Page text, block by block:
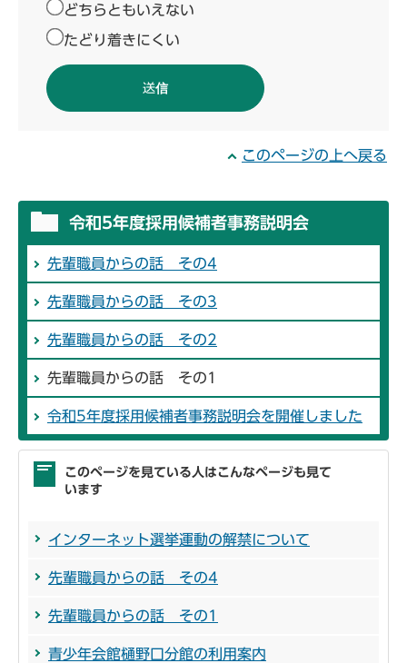
どちらともいえない
たどり着きにくい
このページの上へ戻る
令和5年度採用候補者事務説明会
先輩職員からの話 その4
先輩職員からの話 その3
先輩職員からの話 その2
先輩職員からの話 その1
令和5年度採用候補者事務説明会を開催しました
このページを見ている人はこんなページも見て
います
インターネット選挙運動の解禁について
先輩職員からの話 その4
先輩職員からの話 その1
青少年会館樋野口分館の利用案内